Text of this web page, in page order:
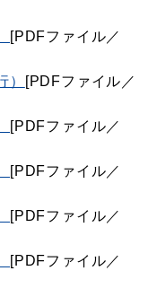
[PDFファイル／
）
[PDFファイル／
[PDFファイル／
[PDFファイル／
[PDFファイル／
[PDFファイル／